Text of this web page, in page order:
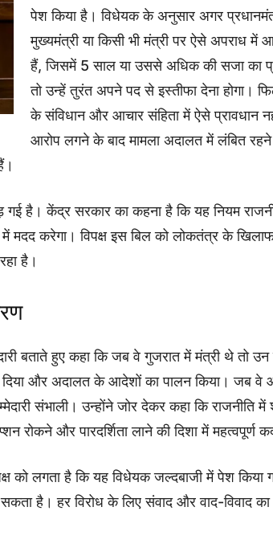
पेश किया है। विधेयक के अनुसार अगर
मुख्यमंत्री या किसी भी मंत्री पर ऐसे अपराध में
हैं, जिसमें 5 साल या उससे अधिक की सजा का
तो उन्हें तुरंत अपने पद से इस्तीफा देना होगा।
के संविधान और आचार संहिता में ऐसे प्रावधान
आरोप लगने के बाद मामला अदालत में लंबित
है। केंद्र सरकार का कहना है कि यह नियम
मदद करेगा। विपक्ष इस बिल को लोकतंत्र के
है।
बताते हुए कहा कि जब वे गुजरात में मंत्री थे तो
दिया और अदालत के आदेशों का पालन किया। जब वे
संभाली। उन्होंने जोर देकर कहा कि राजनीति में
रोकने और पारदर्शिता लाने की दिशा में महत्वपूर्ण
को लगता है कि यह विधेयक जल्दबाजी में पेश किया
है। हर विरोध के लिए संवाद और वाद-विवाद का